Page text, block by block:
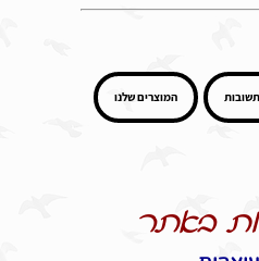
המוצרים שלנו
באתר